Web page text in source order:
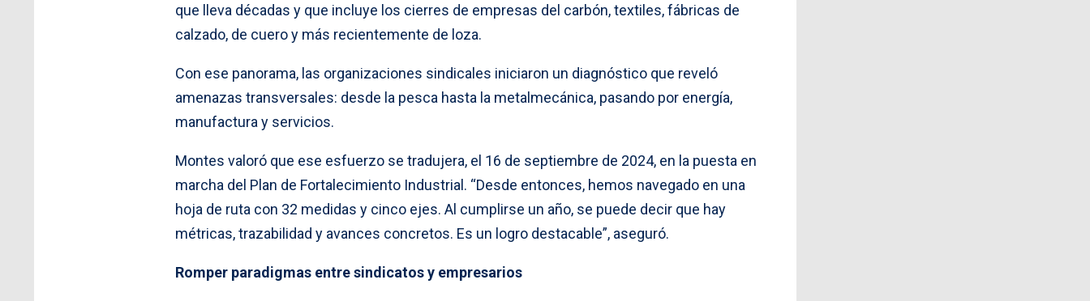
que lleva décadas y que incluye los cierres de empresas del carbón, textiles, fábricas de
calzado, de cuero y más recientemente de loza.
Con ese panorama, las organizaciones sindicales iniciaron un diagnóstico que reveló
amenazas transversales: desde la pesca hasta la metalmecánica, pasando por energía,
manufactura y servicios.
Montes valoró que ese esfuerzo se tradujera, el 16 de septiembre de 2024, en la puesta en
marcha del Plan de Fortalecimiento Industrial. “Desde entonces, hemos navegado en una
hoja de ruta con 32 medidas y cinco ejes. Al cumplirse un año, se puede decir que hay
métricas, trazabilidad y avances concretos. Es un logro destacable”, aseguró.
Romper paradigmas entre sindicatos y empresarios